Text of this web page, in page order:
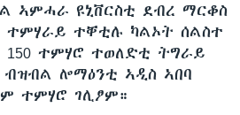
ኣምሓራ ዩኒቨርስቲ ደብረ ማርቆስ
ተቐቲሉ ካልኦት ሰልስተ
ተምሃሮ ተወለድቲ ትግራይ
ሎማዕንቲ ኣዲስ ኣበባ
ተምሃሮ ገሊፆም።